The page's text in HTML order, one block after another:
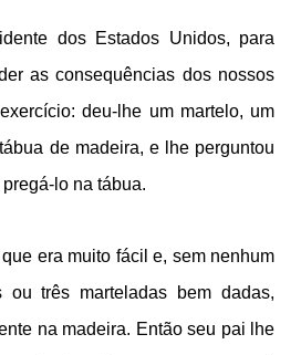
dos Estados Unidos, para
as consequências dos nossos
deu-lhe um martelo, um
de madeira, e lhe perguntou
lo na tábua.
era muito fácil e, sem nenhum
ou três marteladas bem dadas,
na madeira. Então seu pai lhe